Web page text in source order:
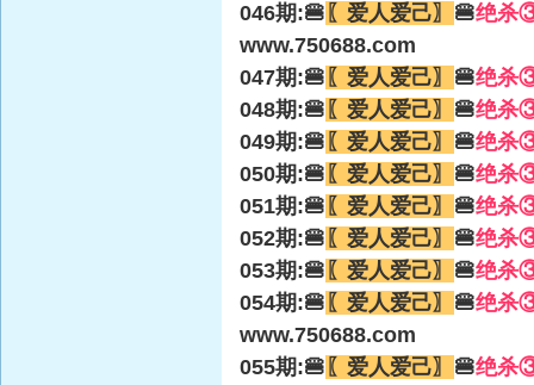
046期:🍔 〖爱人爱己〗 🍔绝杀
www.750688.com
047期:🍔 〖爱人爱己〗 🍔绝杀
048期:🍔 〖爱人爱己〗 🍔绝杀
049期:🍔 〖爱人爱己〗 🍔绝杀
050期:🍔 〖爱人爱己〗 🍔绝杀
051期:🍔 〖爱人爱己〗 🍔绝杀
052期:🍔 〖爱人爱己〗 🍔绝杀
053期:🍔 〖爱人爱己〗 🍔绝杀
054期:🍔 〖爱人爱己〗 🍔绝杀
www.750688.com
055期:🍔 〖爱人爱己〗 🍔绝杀